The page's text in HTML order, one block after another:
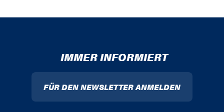
IMMER INFORMIERT
FÜR DEN NEWSLETTER ANMELDEN